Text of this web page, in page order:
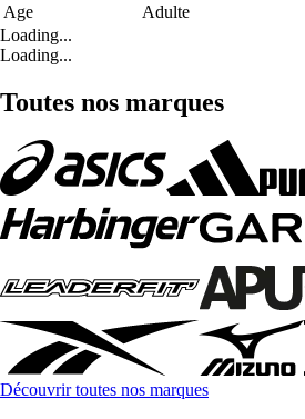
Age
Adulte
Loading...
Loading...
Toutes nos marques
Découvrir toutes nos marques